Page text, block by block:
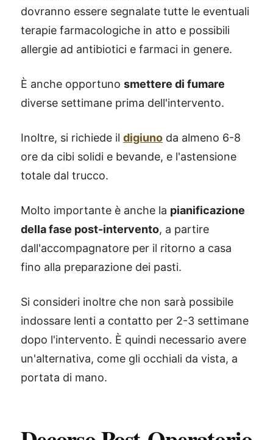
dovranno essere segnalate tutte le eventuali
terapie farmacologiche in atto e possibili
allergie ad antibiotici e farmaci in genere.
È anche opportuno smettere di fumare
diverse settimane prima dell'intervento.
Inoltre, si richiede il digiuno da almeno 6-8
ore da cibi solidi e bevande, e l'astensione
totale dal trucco.
Molto importante è anche la pianificazione
della fase post-intervento, a partire
dall'accompagnatore per il ritorno a casa
fino alla preparazione dei pasti.
Si consideri inoltre che non sarà possibile
indossare lenti a contatto per 2-3 settimane
dopo l'intervento. È quindi necessario avere
un'alternativa, come gli occhiali da vista, a
portata di mano.